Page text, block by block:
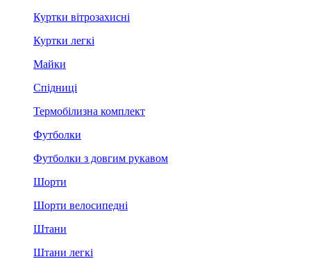
Куртки вітрозахисні
Куртки легкі
Майки
Спідниці
Термобілизна комплект
Футболки
Футболки з довгим рукавом
Шорти
Шорти велосипедні
Штани
Штани легкі